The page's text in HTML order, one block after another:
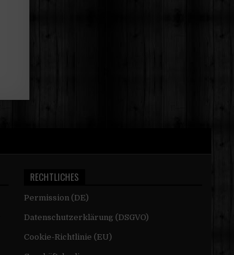
RECHTLICHES
Permission (DE)
Datenschutzerklärung (DSGVO)
Cookie-Richtlinie (EU)